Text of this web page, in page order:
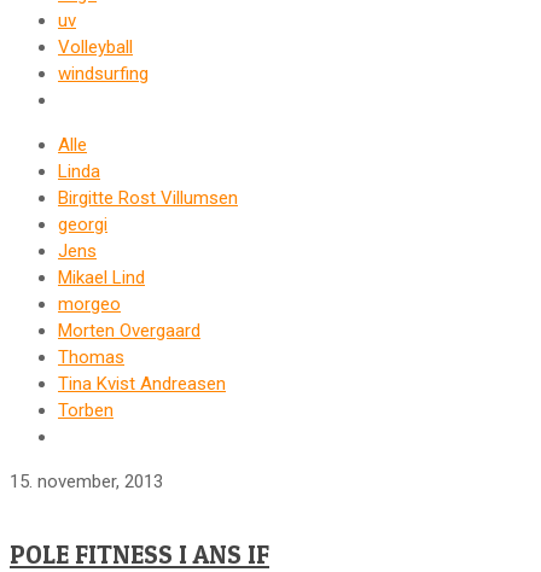
uv
Volleyball
windsurfing
Alle
Linda
Birgitte Rost Villumsen
georgi
Jens
Mikael Lind
morgeo
Morten Overgaard
Thomas
Tina Kvist Andreasen
Torben
15. november, 2013
POLE FITNESS I ANS IF